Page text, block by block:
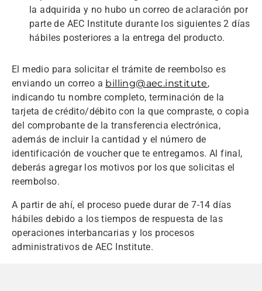
la adquirida y no hubo un correo de aclaración por
parte de AEC Institute durante los siguientes 2 días
hábiles posteriores a la entrega del producto.
El medio para solicitar el trámite de reembolso es
enviando un correo a billing@aec.institute,
indicando tu nombre completo, terminación de la
tarjeta de crédito/débito con la que compraste, o copia
del comprobante de la transferencia electrónica,
además de incluir la cantidad y el número de
identificación de voucher que te entregamos. Al final,
deberás agregar los motivos por los que solicitas el
reembolso.
A partir de ahí, el proceso puede durar de 7-14 días
hábiles debido a los tiempos de respuesta de las
operaciones interbancarias y los procesos
administrativos de AEC Institute.